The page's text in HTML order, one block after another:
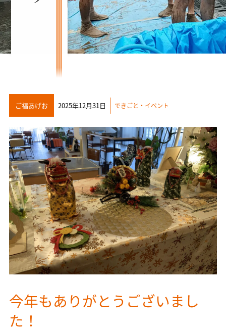
ご福あげお 2025年12月31日 できごと・イベント
今年もありがとうございまし
た！